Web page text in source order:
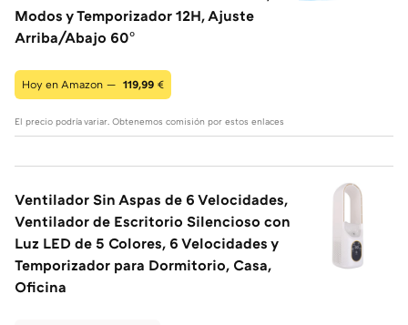
Modos y Temporizador 12H, Ajuste
Arriba/Abajo 60°
Hoy en Amazon — 119,99 €
El precio podría variar. Obtenemos comisión por estos enlaces
Ventilador Sin Aspas de 6 Velocidades,
Ventilador de Escritorio Silencioso con
Luz LED de 5 Colores, 6 Velocidades y
Temporizador para Dormitorio, Casa,
Oficina